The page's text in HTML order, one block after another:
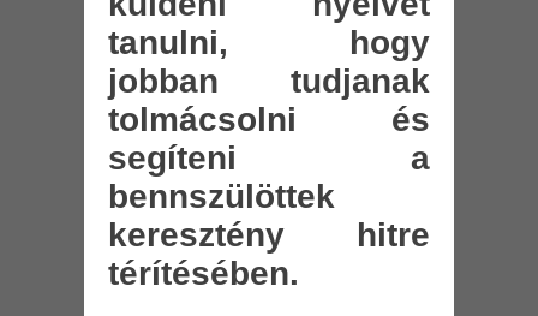
tanulni, hogy
jobban tudjanak
tolmácsolni és
segíteni a
bennszülöttek
keresztény hitre
térítésében.